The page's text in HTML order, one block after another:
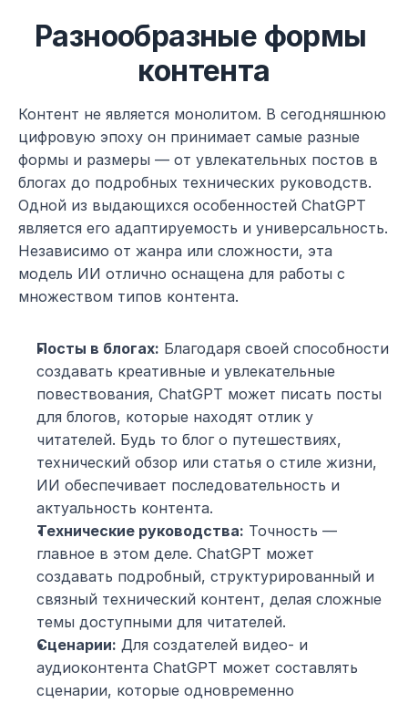
Разнообразные формы
контента
Контент не является монолитом. В сегодняшнюю
цифровую эпоху он принимает самые разные
формы и размеры — от увлекательных постов в
блогах до подробных технических руководств.
Одной из выдающихся особенностей ChatGPT
является его адаптируемость и универсальность.
Независимо от жанра или сложности, эта
модель ИИ отлично оснащена для работы с
множеством типов контента.
Посты в блогах: Благодаря своей способности
создавать креативные и увлекательные
повествования, ChatGPT может писать посты
для блогов, которые находят отлик у
читателей. Будь то блог о путешествиях,
технический обзор или статья о стиле жизни,
ИИ обеспечивает последовательность и
актуальность контента.
Технические руководства: Точность —
главное в этом деле. ChatGPT может
создавать подробный, структурированный и
связный технический контент, делая сложные
темы доступными для читателей.
Сценарии: Для создателей видео- и
аудиоконтента ChatGPT может составлять
сценарии, которые одновременно